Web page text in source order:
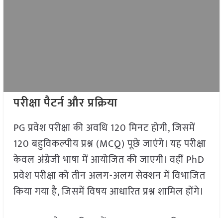
परीक्षा पैटर्न और प्रक्रिया
PG प्रवेश परीक्षा की अवधि 120 मिनट होगी, जिसमें
120 बहुविकल्पीय प्रश्न (MCQ) पूछे जाएंगे। यह परीक्षा
केवल अंग्रेजी भाषा में आयोजित की जाएगी। वहीं PhD
प्रवेश परीक्षा को तीन अलग-अलग सेक्शन में विभाजित
किया गया है, जिसमें विषय आधारित प्रश्न शामिल होंगे।